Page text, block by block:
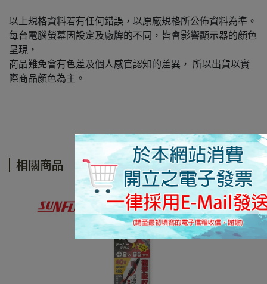
以上規格資料若有任何錯誤，以原廠規格所公佈資料為準。
每台電腦螢幕因設定及廠牌的不同，皆會影響顯示器的顏色
呈現，
商品難免會有色差及個人感官認知的差異， 所以出貨以實
際商品顏色為主。
相關商品